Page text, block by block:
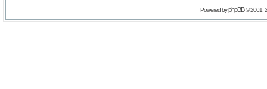
Powered byphpBB© 2001,